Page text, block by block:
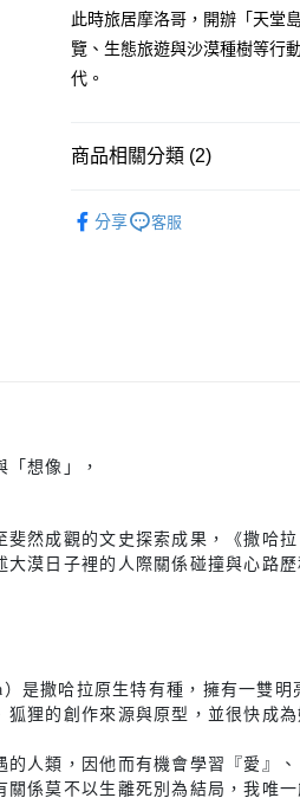
此時旅居摩洛哥，開辦「天堂
覽、生態旅遊與沙漠種樹等行
代。
商品相關分類 (2)
分享 客服
想像」，
然成觀的文史探索成果，《撒哈
漠日子裡的人際關係碰撞與心路
是撒哈拉原生特有種，擁有一雙明
狸的創作來源與原型，並很快成為
人類，因他而有機會學習『愛』
係莫不以生離死別為結局，我唯